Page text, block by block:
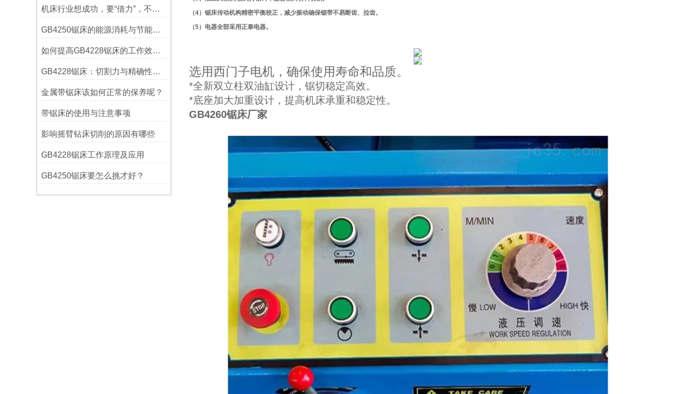
机床行业想成功，要“借力”，不要“尽力”！
GB4250锯床的能源消耗与节能措施
如何提高GB4228锯床的工作效率？
GB4228锯床：切割力与精确性的结合
金属带锯床该如何正常的保养呢？
带锯床的使用与注意事项
影响摇臂钻床切削的原因有哪些
GB4228锯床工作原理及应用
GB4250锯床要怎么挑才好？
（4）锯床传动机构精密平衡校正，减少振动确保锯带不易断齿、拉齿。
（5）电器全部采用正泰电器。
选用西门子电机，确保使用寿命和品质。
*全新双立柱双油缸设计，锯切稳定高效。
*底座加大加重设计，提高机床承重和稳定性。
GB4260锯床厂家